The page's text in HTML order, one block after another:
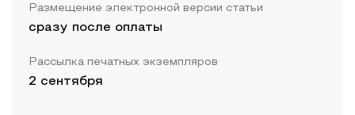
Размещение электронной версии статьи
сразу после оплаты
Рассылка печатных экземпляров
2 сентября